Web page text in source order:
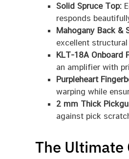
Solid Spruce Top:
responds
Mahogany Back &
excellent structural
KLT-18A Onboard
an amplifier with
Purpleheart
warping while
2 mm Thick
against pick
The Ultimate